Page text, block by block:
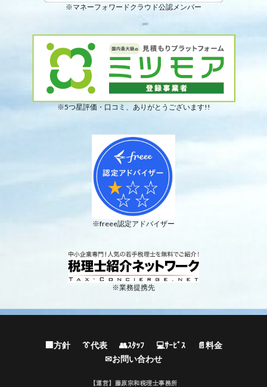
※マネーフォワードクラウド公認メンバー
※5つ星評価・口コミ、ありがとうございます!!
※freee認定アドバイザー
※業務提携先
🏢方針 👔代表 👥ｽﾀｯﾌ 💻ｻｰﾋﾞｽ
📄料金
✉お問い合わせ
【運営】藤原宗和税理士事務所